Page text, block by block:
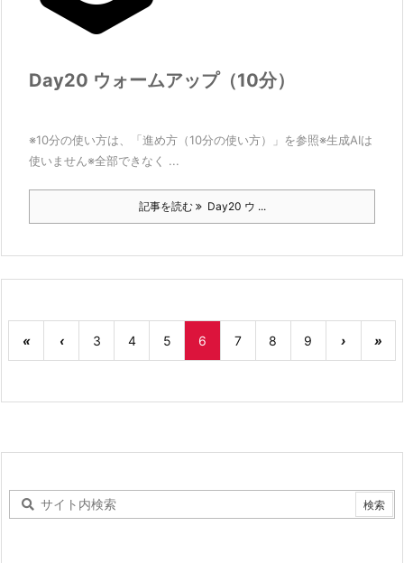
Day20 ウォームアップ（10分）
※10分の使い方は、「進め方（10分の使い方）」を参照※生成AIは
使いません※全部できなく ...
記事を読む Day20 ウ ...
« ‹ 3 4 5 6 7 8 9 › »